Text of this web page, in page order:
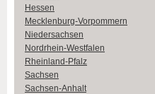
Hessen
Mecklenburg-Vorpommern
Niedersachsen
Nordrhein-Westfalen
Rheinland-Pfalz
Sachsen
Sachsen-Anhalt